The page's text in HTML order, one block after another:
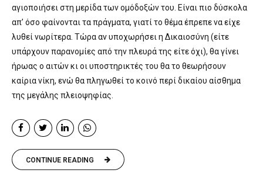
αγιοποιήσει στη μερίδα των ομόδοξών του. Είναι πιο δύσκολα
απ’ όσο φαίνονται τα πράγματα, γιατί το θέμα έπρεπε να είχε
λυθεί νωρίτερα. Τώρα αν υποχωρήσει η Δικαιοσύνη (είτε
υπάρχουν παρανομίες από την πλευρά της είτε όχι), θα γίνει
ήρωας ο αιτών κι οι υποστηρικτές του θα το θεωρήσουν
καίρια νίκη, ενώ θα πληγωθεί το κοινό περί δικαίου αίσθημα
της μεγάλης πλειοψηφίας.
CONTINUE READING